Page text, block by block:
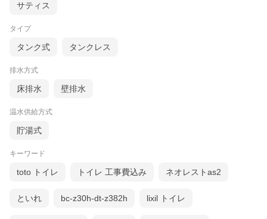
サティス
タイプ
タンク式 タンクレス
排水方式
床排水 壁排水
温水供給方式
貯湯式
キーワード
toto トイレ トイレ 工事費込み ネオレストas2
といれ bc-z30h-dt-z382h lixil トイレ